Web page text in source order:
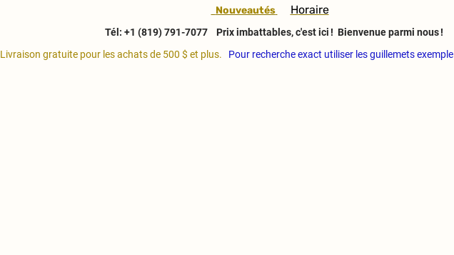
Nouveautés Horaire
Tél: +1 (819) 791-7077
Prix imbattables, c'est ici ! Bienvenue parmi nous !
Livraison gratuite pour les achats de 500 $ et plus.
Pour recherche exact utiliser les guillemets exemple